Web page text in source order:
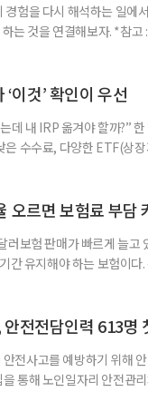
험을 다시 해석하는 일에
는 것을 연결해보자. *참
▷ 그중 내가 직접
이것’ 확인이 우선
데 내 IRP 옮겨야 할까?”
수수료, 다양한 ETF(상
에 잘 들어온다. 하지만 수
오르면 보험료 부담
러보험 판매가 빠르게 늘고
간 유지해야 하는 보험이
건의 두 배를 웃도는 수준
전전담인력 613명
전사고를 예방하기 위해
통해 노인일자리 안전관